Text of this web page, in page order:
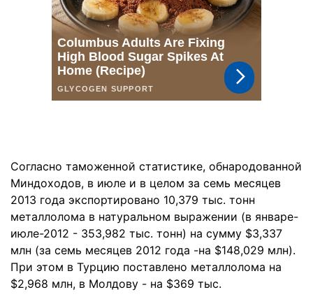
Согласно таможенной статистике, обнародованной
Миндоходов, в июле и в целом за семь месяцев
2013 года экспортировано 10,379 тыс. тонн
металлолома в натуральном выражении (в январе-
июле-2012 - 353,982 тыс. тонн) на сумму $3,337
млн (за семь месяцев 2012 года -на $148,029 млн).
При этом в Турцию поставлено металлолома на
$2,968 млн, в Молдову - на $369 тыс.